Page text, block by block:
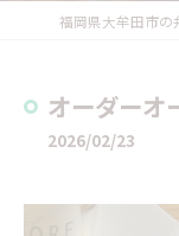
オーダーオ
2026/02/23